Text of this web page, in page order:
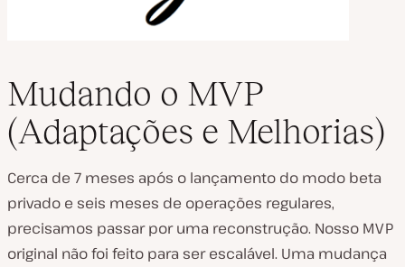
Mudando o MVP
(Adaptações e Melhorias)
Cerca de 7 meses após o lançamento do modo beta
privado e seis meses de operações regulares,
precisamos passar por uma reconstrução. Nosso MVP
original não foi feito para ser escalável. Uma mudança